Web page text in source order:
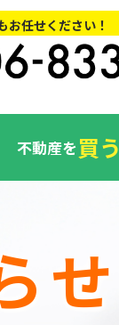
お任せください！
不動産を買う
せ